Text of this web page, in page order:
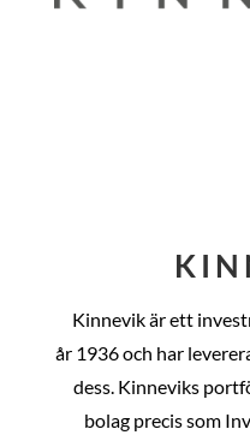
Kinnevik är ett
år 1936 och har
dess. Kinneviks
bolag precis som